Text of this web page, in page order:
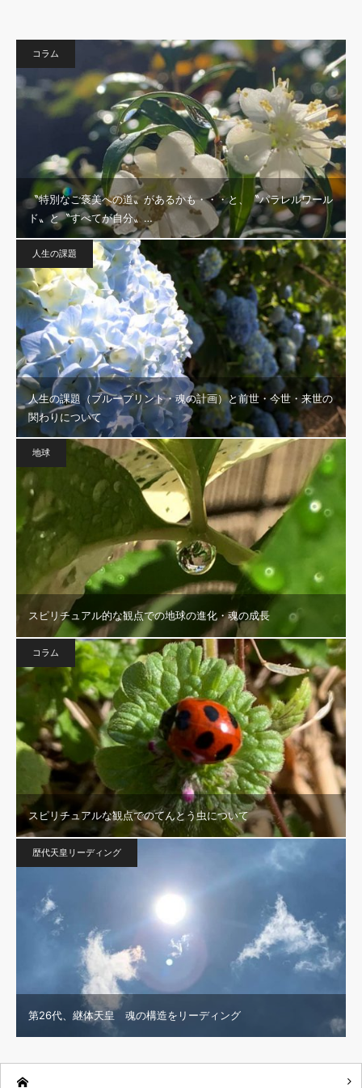
コラム
〝特別なご褒美への道〟があるかも・・・と、〝パラレルワール
ド〟と〝すべてが自分〟…
人生の課題
人生の課題（ブループリント・魂の計画）と前世・今世・来世の
関わりについて
地球
スピリチュアル的な観点での地球の進化・魂の成長
コラム
スピリチュアルな観点でのてんとう虫について
歴代天皇リーディング
第26代、継体天皇 魂の構造をリーディング